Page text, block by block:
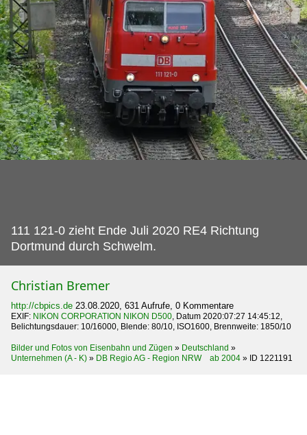
111 121-0 zieht Ende Juli 2020 RE4 Richtung
Dortmund durch Schwelm.
Christian Bremer
http://cbpics.de 23.08.2020, 631 Aufrufe, 0 Kommentare
EXIF: NIKON CORPORATION NIKON D500, Datum 2020:07:27 14:45:12,
Belichtungsdauer: 10/16000, Blende: 80/10, ISO1600, Brennweite: 1850/10
Bilder und Fotos von Eisenbahn und Zügen » Deutschland »
Unternehmen (A - K) » DB Regio AG - Region NRW ab 2004 » ID 1221191